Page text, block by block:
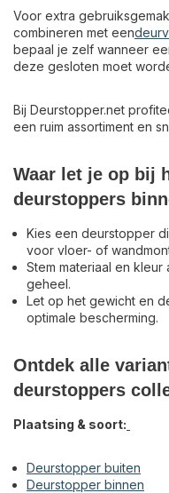
Voor extra
combineren met een
bepaal je zelf wanneer
deze gesloten moet
Bij Deurstopper.net
een ruim assortiment en
Waar let je op bij
deurstoppers
Kies een deurstopper
voor vloer- of
Stem materiaal en
geheel.
Let op het gewicht en
optimale bescherming.
Ontdek alle
deurstoppers
Plaatsing & soort:
Deurstopper buiten
Deurstopper binnen